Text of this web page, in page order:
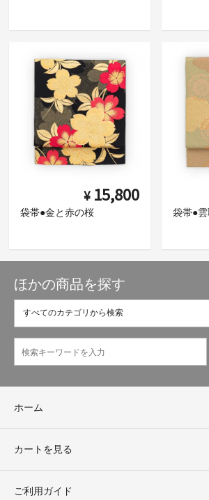
¥ 15,800
袋帯●金と赤の桜 袋帯●
ほかの商品を探す
ホーム
カートを見る
ご利用ガイド